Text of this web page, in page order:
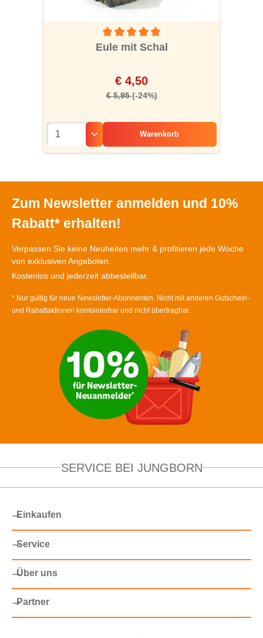
Durchschnittliche Bewertung von 5 von 5
Eule mit Schal
€ 4,50
€ 5,95(-24%)
Warenkorb
Zum Newsletter anmelden und 10%
Rabatt* erhalten!
Verpassen Sie keine Neuheiten mehr & profitieren jede Woche
von exklusiven Angeboten.
Kostenlos und jederzeit abbestellbar.
* Nur gültig für neue Newsletter-Abonnenten. Nicht mit anderen Gutschein-
und Rabattaktionen kombinierbar und nicht übertragbar.
SERVICE BEI JUNGBORN
Einkaufen
Service
Über uns
Partner